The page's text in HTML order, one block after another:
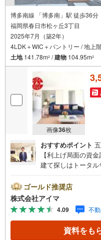
博多南線 「博多南」駅 徒歩36分
福岡県春日市松ヶ丘3丁目
2025年7月（築2年）
4LDK＋WIC＋パントリー / 地上
土地141.78m2 /建物 104.95m2
画像36枚
おすすめポイント
【利上げ局面の資
建て探しはトータ
画」から「物件選び
す。＼株式会社アイ
のローンの提案力】
関と提携。お借入期
金利プランなど、
最適な資金計画を
ゴールド推奨店
株式会社アイマ
4.09 不
資料をも